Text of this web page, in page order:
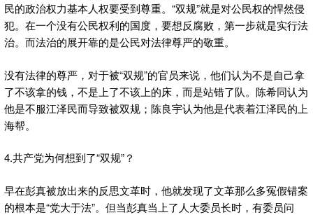
民的政治权力基本人权要受到尊重。“双规”就是对公民权的悍然侵
犯。在一个没有公民权利的国度，要想反腐败，第一步就是实行法
治。而法治的展开靠的是公民对法律尊严的敬重。
没有法律的尊严，对于被“双规”的官员来说，他们认为不是自己拿
了不该拿的钱，不是上了不该上的床，而是站错了队。陈希同认为
他是不服江泽民而导致被双规；陈良宇认为他是代表着江泽民的上
海帮。
4.共产党为何想到了“双规”？
早在彭真被放出来的反思文革时，他就发现了文革那么多冤假错案
的根本是“党大于法”。但当彭真当上了人大委员长时，有委员问